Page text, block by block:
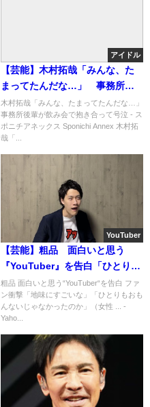
アイドル
【芸能】木村拓哉「みんな、た
まってたんだな…」 事務所後
輩が飲み会で抱き合って号泣
木村拓哉「みんな、たまってたんだな…」
事務所後輩が飲み会で抱き合って号泣 - ス
ポニチアネックス Sponichi Annex 木村拓
哉「...
YouTuber
【芸能】粗品 面白いと思う
『YouTuber』を告白「ひとりも
おもんないじゃなかったのか」
粗品 面白いと思う“YouTuber“を告白 ファ
ン衝撃「地味にすごいな」「ひとりもおも
んないじゃなかったのか」（女性 ... -
Yaho...